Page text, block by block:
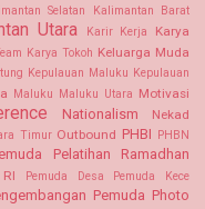
Selatan Kalimantan Barat
Utara Karir Kerja
Karya
Karya Tokoh Keluarga Muda
Kepulauan Maluku Kepulauan
Maluku Maluku Utara Motivasi
Nationalism
Nekad
Timur Outbound PHBI PHBN
Pelatihan Ramadhan
Pemuda Desa
Pemuda Kece
Pemuda Photo